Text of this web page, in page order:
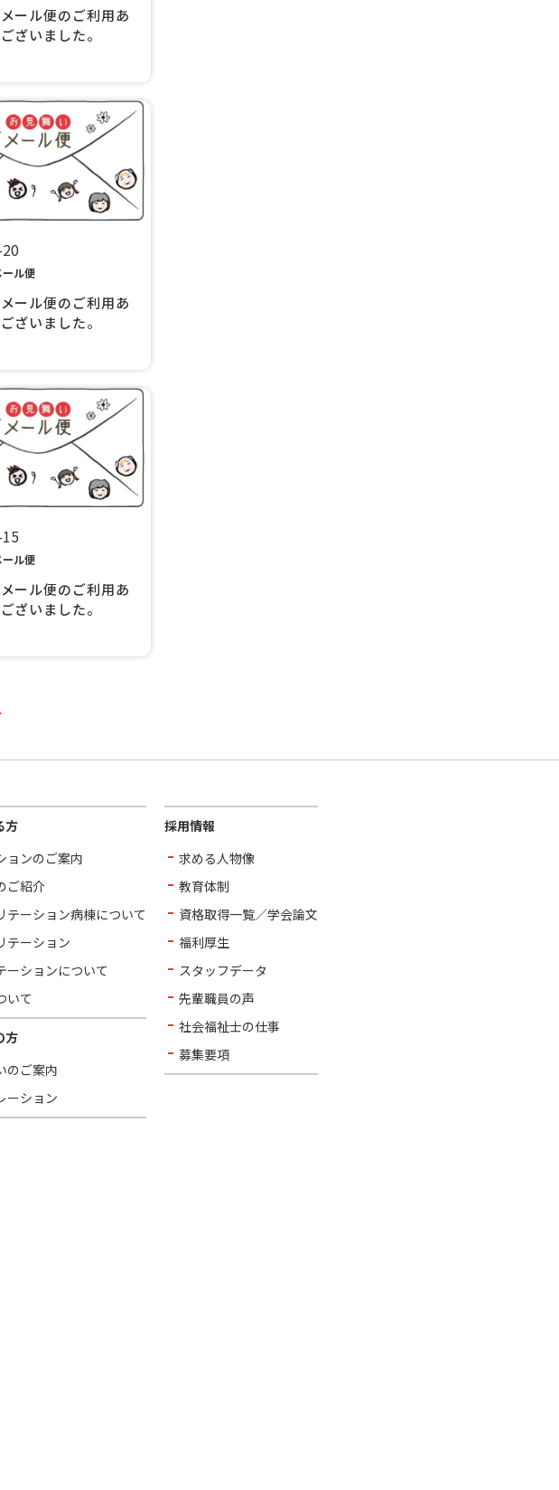
ール便のご利用あ
ざいました。
ール便
ール便のご利用あ
ざいました。
ール便
ール便のご利用あ
ざいました。
方
ョンのご案内
ご紹介
テーション病棟について
テーション
ーションについて
いて
方
のご案内
ーション
採用情報
求める人物像
教育体制
資格取得一覧／学会論文
福利厚生
スタッフデータ
先輩職員の声
社会福祉士の仕事
募集要項